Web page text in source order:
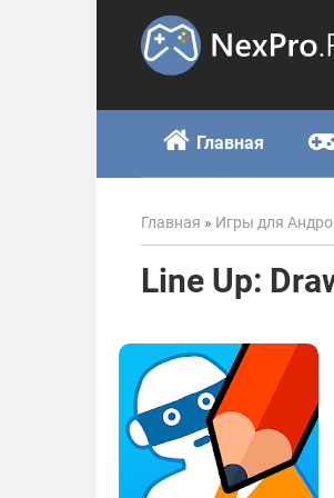
Главная
Главная » Игры для
Line Up: